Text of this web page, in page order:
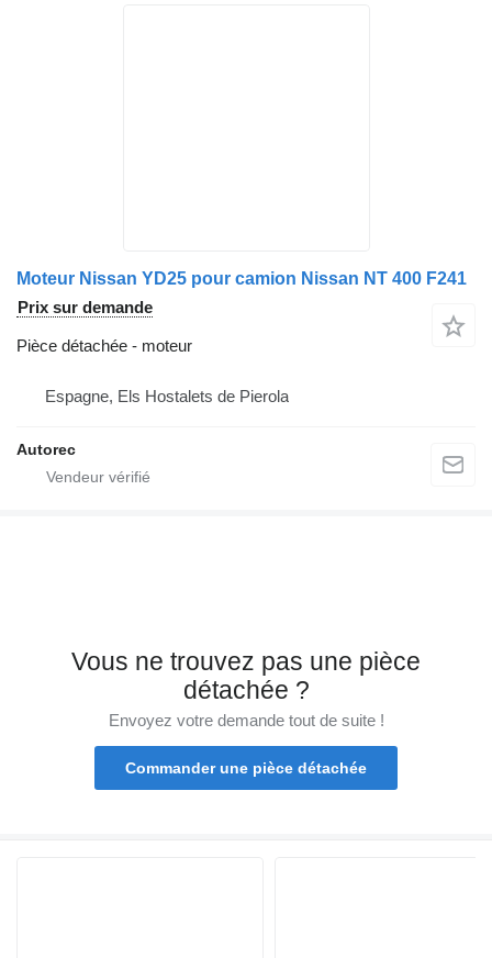
Moteur Nissan YD25 pour camion Nissan NT 400 F241
Prix sur demande
Pièce détachée - moteur
Espagne, Els Hostalets de Pierola
Autorec
Vous ne trouvez pas une pièce
détachée ?
Envoyez votre demande tout de suite !
Commander une pièce détachée